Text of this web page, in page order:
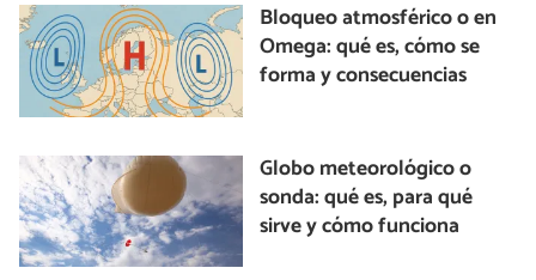
Bloqueo atmosférico o en
Omega: qué es, cómo se
forma y consecuencias
Globo meteorológico o
sonda: qué es, para qué
sirve y cómo funciona